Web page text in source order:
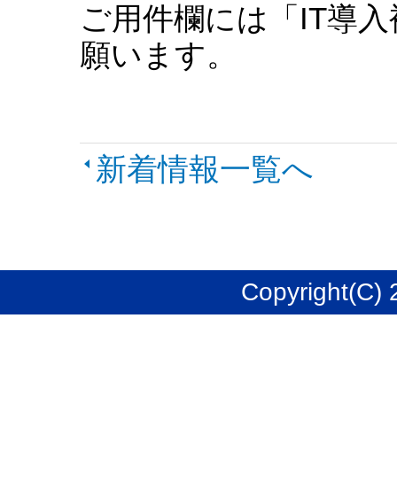
ご用件欄には「IT導
願います。
新着情報一覧へ
Copyright(C)